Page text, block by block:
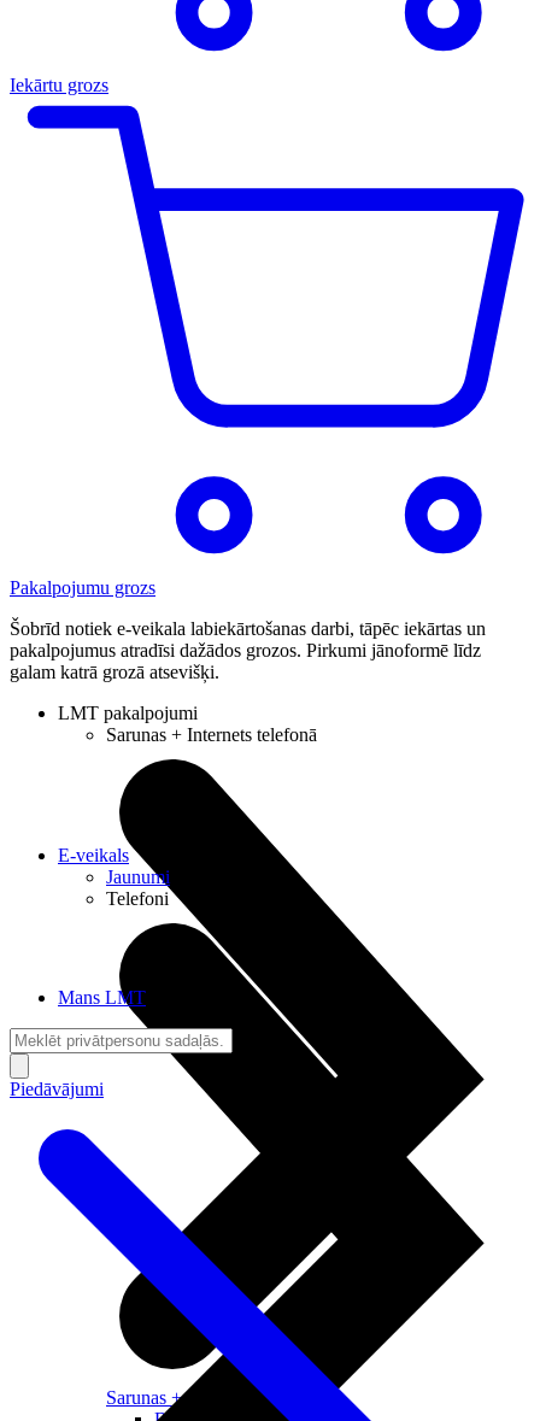
Iekārtu grozs
Pakalpojumu grozs
Šobrīd notiek e-veikala labiekārtošanas darbi, tāpēc iekārtas un
pakalpojumus atradīsi dažādos grozos. Pirkumi jānoformē līdz
galam katrā grozā atsevišķi.
LMT pakalpojumi
Sarunas + Internets telefonā
Sarunas + Internets
E-veikals
Jaunumi
Telefoni
Mans LMT
Piedāvājumi